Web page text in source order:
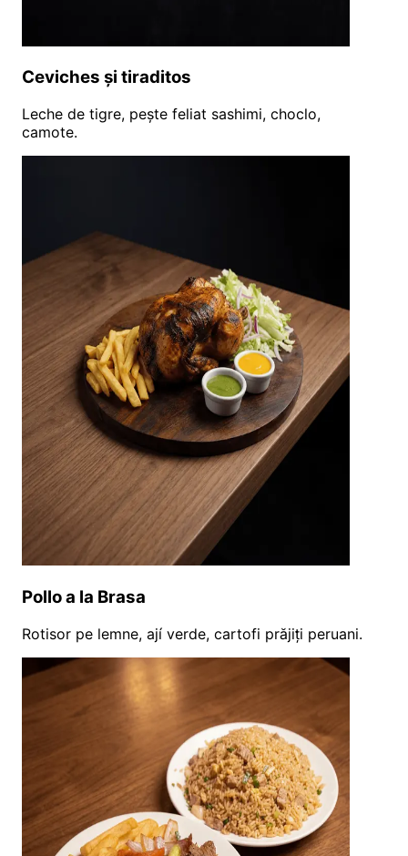
Ceviches și tiraditos
Leche de tigre, pește feliat sashimi, choclo,
camote.
Pollo a la Brasa
Rotisor pe lemne, ají verde, cartofi prăjiți peruani.